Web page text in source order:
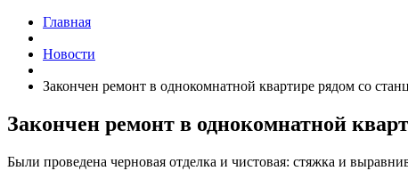
Главная
Новости
Закончен ремонт в однокомнатной квартире рядом со
Закончен ремонт в однокомнатной
Были проведена черновая отделка и чистовая: стяжка и